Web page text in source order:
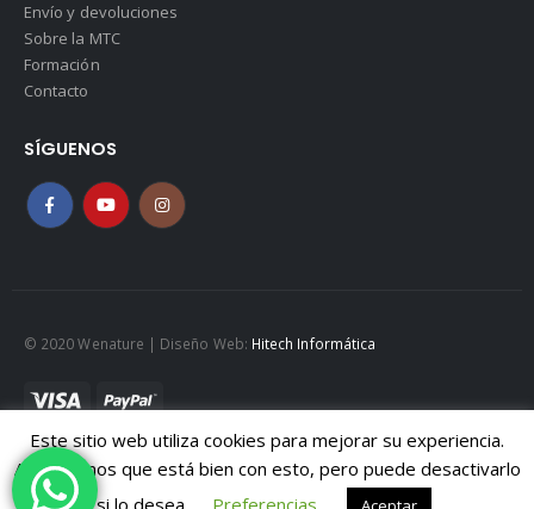
Envío y devoluciones
Sobre la MTC
Formación
Contacto
SÍGUENOS
© 2020 Wenature | Diseño Web: Hitech Informática
Mapa web| Políticad de Cookies| Política de privacidad
Aviso legal
Este sitio web utiliza cookies para mejorar su experiencia.
Asumiremos que está bien con esto, pero puede desactivarlo
si lo desea.
Preferencias